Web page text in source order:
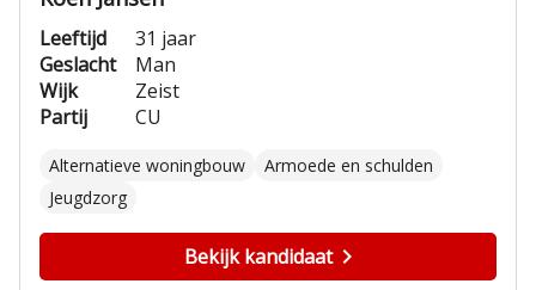
Leeftijd
31 jaar
Geslacht
Man
Wijk
Zeist
Partij
CU
Alternatieve woningbouw
Armoede en schulden
Jeugdzorg
Bekijk kandidaat